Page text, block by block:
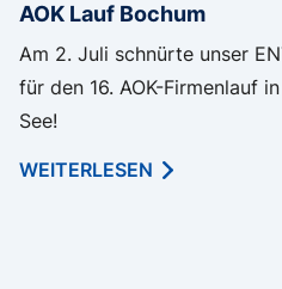
AOK Lauf Bochum
Am 2. Juli schnürte unser
für den 16. AOK-Firmenlauf
See!
WEITERLESEN